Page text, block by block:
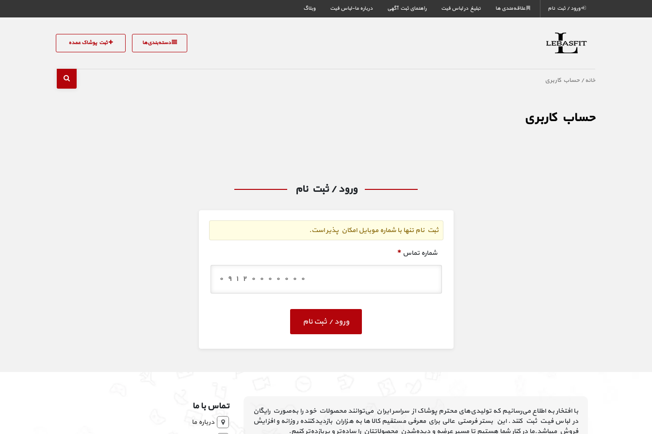
ورود / ثبت نام علاقه‌مندی ها تبلیغ در لباس فیت راهنمای ثبت آگهی درباره ما-لباس فیت وبلاگ
دسته‌بندی‌ها ثبت پوشاک عمده
خانه / حساب کاربری
حساب کاربری
ورود / ثبت نام
ثبت نام تنها با شماره موبایل امکان پذیر است.
شماره تماس*
ورود / ثبت نام
با افتخار به اطلاع می‌رسانیم که تولیدی‌های محترم پوشاک از سراسر ایران می‌توانند محصولات خود را به‌صورت رایگان
در لباس فیت ثبت کنند. این بستر فرصتی عالی برای معرفی مستقیم کالاها به هزاران بازدیدکننده روزانه و افزایش
فروش میباشد.ما در کنار شما هستیم تا مسیر عرضه و دیده‌شدن محصولاتتان را ساده‌تر و پربازده‌تر کنیم.
تماس با ما
درباره ما